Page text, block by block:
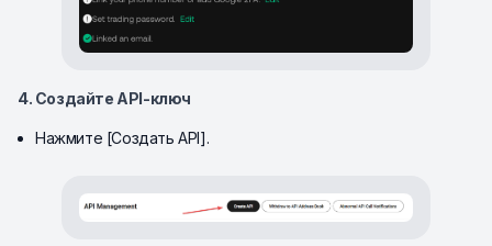
4. Создайте API-ключ
Нажмите [Создать API].